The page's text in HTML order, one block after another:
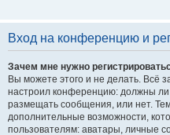
Вход на конференцию и
Зачем мне нужно
Вы можете этого и не делать. Всё
настроил конференцию: должны ли
размещать сообщения, или нет.
дополнительные возможности,
пользователям: аватары, личные